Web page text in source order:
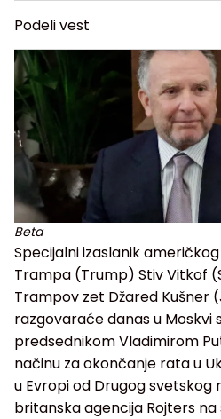
Podeli vest
Beta
Specijalni izaslanik
Trampa (Trump) Stiv Vitkof
Trampov zet Džared Kušner
razgovaraće danas u Moskvi
predsednikom Vladimirom
načinu za okončanje rata u
u Evropi od Drugog svetskog
britanska agencija Rojters na